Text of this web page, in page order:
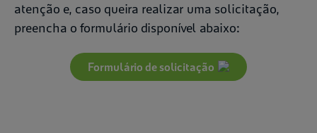
atenção e, caso queira realizar uma solicitação,
preencha o formulário disponível abaixo:
Formulário de solicitação